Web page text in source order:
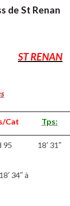
de St Renan
ST RENAN
Cat Tps:
95 18′ 31″
34″ à